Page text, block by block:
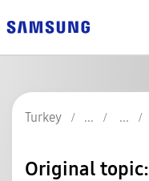
Turkey
Original topic: